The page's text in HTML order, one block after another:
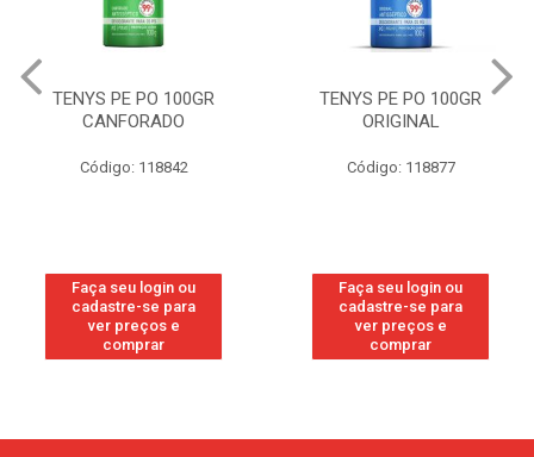
TENYS PE PO 100GR
CANFORADO
Código: 118842
Faça seu login ou
cadastre-se para
ver preços e
comprar
TENYS PE PO 100GR
ORIGINAL
Código: 118877
Faça seu login ou
cadastre-se para
ver preços e
comprar